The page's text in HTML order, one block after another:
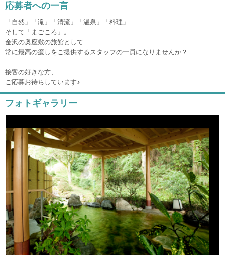
応募者への一言
「自然」「滝」「清流」「温泉」「料理」
そして「まごころ」。
金沢の奥座敷の旅館として
常に最高の癒しをご提供するスタッフの一員になりませんか？
接客の好きな方、
ご応募お待ちしています♪
フォトギャラリー